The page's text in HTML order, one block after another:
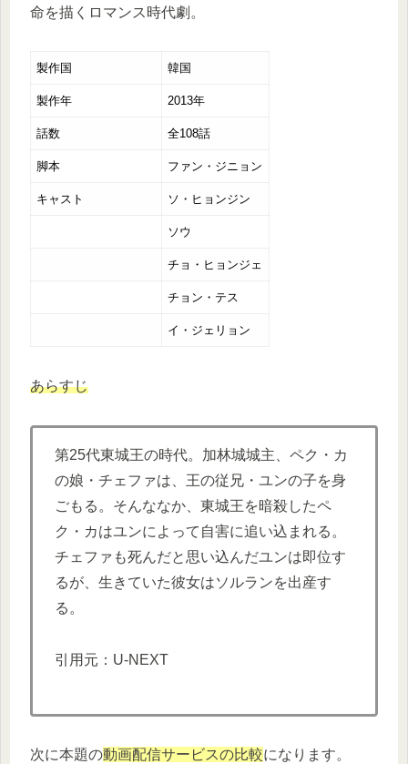
命を描くロマンス時代劇。
製作国 韓国
製作年 2013年
話数 全108話
脚本 ファン・ジニョン
キャスト ソ・ヒョンジン
ソウ
チョ・ヒョンジェ
チョン・テス
イ・ジェリョン
あらすじ
第25代東城王の時代。加林城城主、ペク・カ
の娘・チェファは、王の従兄・ユンの子を身
ごもる。そんななか、東城王を暗殺したペ
ク・カはユンによって自害に追い込まれる。
チェファも死んだと思い込んだユンは即位す
るが、生きていた彼女はソルランを出産す
る。
引用元：U-NEXT
次に本題の動画配信サービスの比較になります。